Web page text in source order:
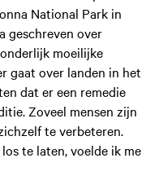
National Park in
geschreven over
moeilijke
gaat over landen in het
dat er een remedie
Zoveel mensen zijn
te verbeteren.
te laten, voelde ik me